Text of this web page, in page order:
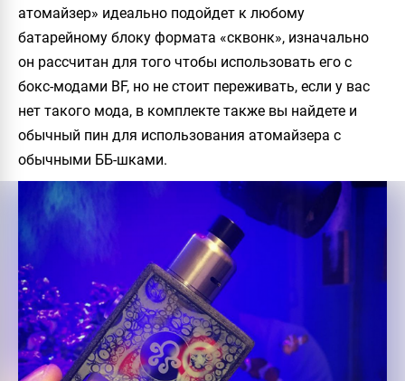
атомайзер» идеально подойдет к любому
батарейному блоку формата «сквонк», изначально
он рассчитан для того чтобы использовать его с
бокс-модами BF, но не стоит переживать, если у вас
нет такого мода, в комплекте также вы найдете и
обычный пин для использования атомайзера с
обычными ББ-шками.